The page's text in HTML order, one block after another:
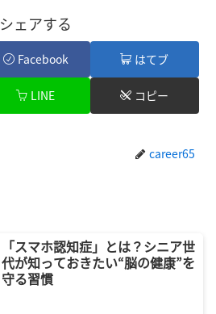
シェアする
Facebook はてブ
LINE コピー
career65
「スマホ認知症」とは？シニア世
代が知っておきたい“脳の健康”を
守る習慣